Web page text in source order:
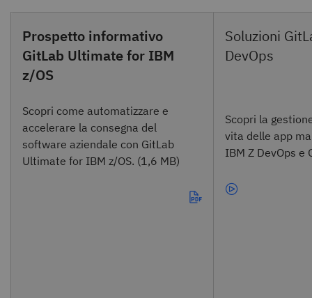
Prospetto informativo
GitLab Ultimate for IBM
z/OS
Scopri come automatizzare e
accelerare la consegna del
software aziendale con GitLab
Ultimate for IBM z/OS. (1,6 MB)
Scopri la
vita delle app
IBM Z DevOps e